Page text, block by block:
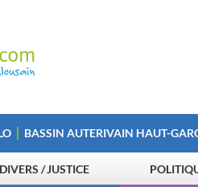
BASSIN AUTERIVAIN HAUT-
/ JUSTICE